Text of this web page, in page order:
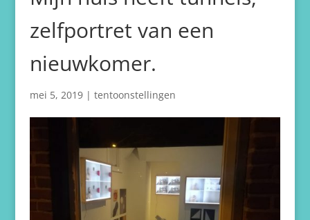
zelfportret van een
nieuwkomer.
mei 5, 2019| tentoonstellingen